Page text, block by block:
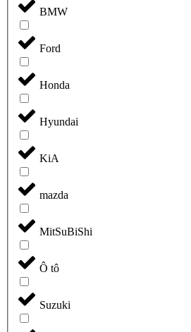
BMW
Ford
Honda
Hyundai
KiA
mazda
MitSuBiShi
Ô tô
Suzuki